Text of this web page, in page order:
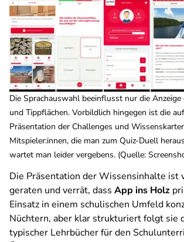
Die Sprachauswahl beeinflusst nur die
und Tippflächen. Vorbildlich hingegen ist die
Präsentation der Challenges und
Mitspieler:innen, die man zum Quiz-Duell
wartet man leider vergebens. (Quelle:
Die Präsentation der Wissensinhalte ist
geraten und verrät, dass App ins Holz
Einsatz in einem schulischen Umfeld
Nüchtern, aber klar strukturiert folgt sie
typischer Lehrbücher für den